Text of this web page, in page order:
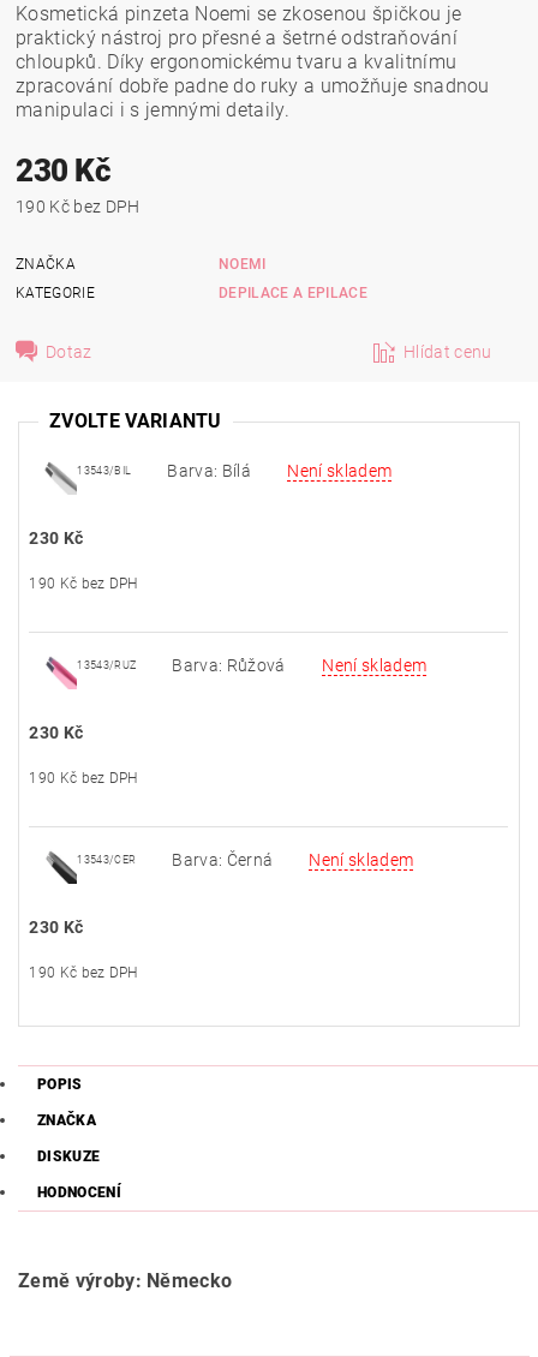
Kosmetická pinzeta Noemi se zkosenou špičkou je
praktický nástroj pro přesné a šetrné odstraňování
chloupků. Díky ergonomickému tvaru a kvalitnímu
zpracování dobře padne do ruky a umožňuje snadnou
manipulaci i s jemnými detaily.
230 Kč
190 Kč bez DPH
ZNAČKA
NOEMI
KATEGORIE
DEPILACE A EPILACE
Dotaz Hlídat cenu
ZVOLTE VARIANTU
13543/BIL Barva: Bílá Není skladem
230 Kč
190 Kč bez DPH
13543/RUZ Barva: Růžová Není skladem
230 Kč
190 Kč bez DPH
13543/CER Barva: Černá Není skladem
230 Kč
190 Kč bez DPH
POPIS
ZNAČKA
DISKUZE
HODNOCENÍ
Země výroby: Německo